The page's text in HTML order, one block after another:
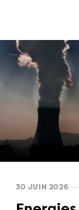
30 JUIN 2026